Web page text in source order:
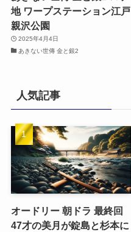
地 ワープステーション江戸
親沢公園
2025年4月4日
あきない世傳 金と銀2
人気記事
オードリー 朝ドラ 最終回
47才の美月が錠島と杉本に